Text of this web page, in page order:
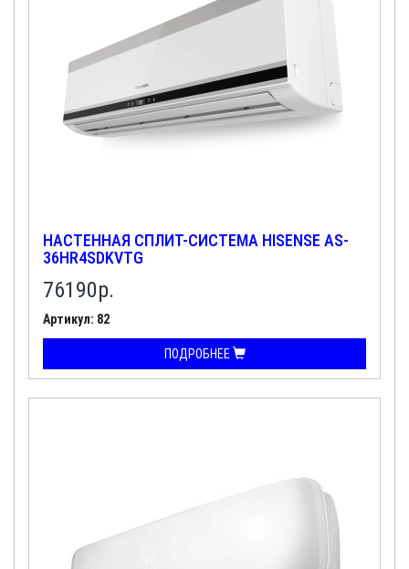
НАСТЕННАЯ СПЛИТ-СИСТЕМА HISENSE AS-
36HR4SDKVTG
76190р.
Артикул: 82
ПОДРОБНЕЕ